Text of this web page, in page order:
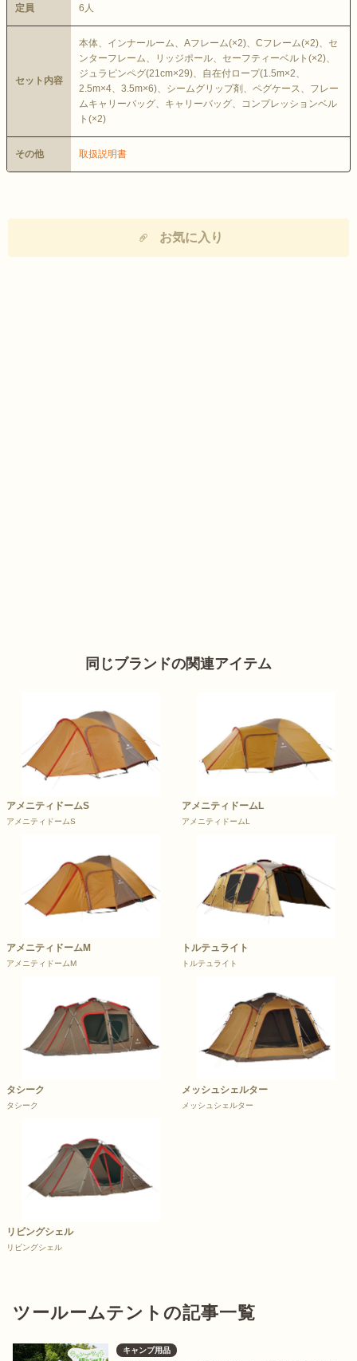
定員 6人
セット内容
本体、インナールーム、Aフレーム(×2)、Cフレーム(×2)、セ
ンターフレーム、リッジポール、セーフティーベルト(×2)、
ジュラピンペグ(21cm×29)、自在付ロープ(1.5m×2、
2.5m×4、3.5m×6)、シームグリップ剤、ペグケース、フレー
ムキャリーバッグ、キャリーバッグ、コンプレッションベル
ト(×2)
その他 取扱説明書
お気に入り
同じブランドの関連アイテム
アメニティドームS
アメニティドームS
アメニティドームL
アメニティドームL
アメニティドームM
アメニティドームM
トルテュライト
トルテュライト
タシーク
タシーク
メッシュシェルター
メッシュシェルター
リビングシェル
リビングシェル
ツールームテントの記事一覧
キャンプ用品